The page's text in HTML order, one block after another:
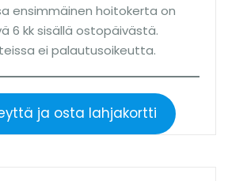
ensimmäinen hoitokerta on
6 kk sisällä ostopäivästä.
ei palautusoikeutta.
ja osta lahjakortti